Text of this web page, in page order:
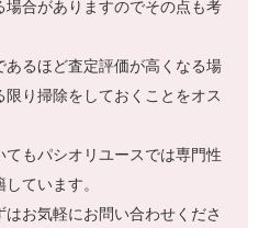
場合がありますのでその点も考
あるほど査定評価が高くなる場
り掃除をしておくことをオス
もパシオリユースでは専門性
ています。
お気軽にお問い合わせくださ